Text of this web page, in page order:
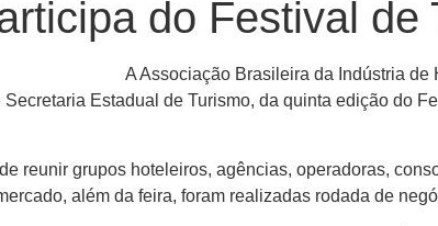
do Festival
A Associação Brasileira da Indústria
Secretaria Estadual de Turismo, da quinta edição do
reunir grupos hoteleiros, agências, operadoras,
além da feira, foram realizadas rodada de